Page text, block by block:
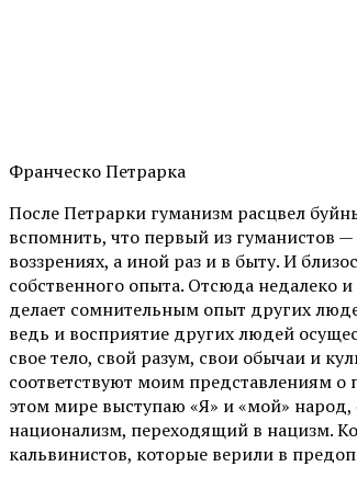
Франческо Петрарка
После Петрарки гуманизм расцвел
вспомнить, что первый из гуманистов
воззрениях, а иной раз и в быту. И
собственного опыта. Отсюда недалеко
делает сомнительным опыт других
ведь и восприятие других людей
свое тело, свой разум, свои обычаи и
соответствуют моим представлениям
этом мире выступаю «Я» и «мой» народ,
национализм, переходящий в нацизм.
кальвинистов, которые верили в